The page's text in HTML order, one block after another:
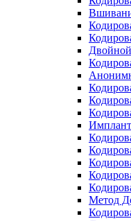
Метод